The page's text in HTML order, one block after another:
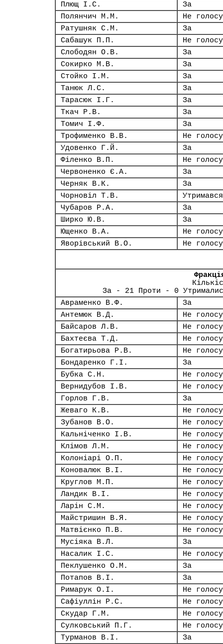
Плющ І.С.
За
Полянчич М.М.
Не
Ратушняк С.М.
За
Сабашук П.П.
Не
Слободян О.В.
За
Сокирко М.В.
За
Стойко І.М.
За
Танюк Л.С.
За
Тарасюк І.Г.
За
Ткач Р.В.
За
Томич І.Ф.
За
Трофименко В.В.
Не
Удовенко Г.Й.
За
Філенко В.П.
Не
Червоненко Є.А.
За
Черняк В.К.
За
Чорновіл Т.В.
Утримався
Чубаров Р.А.
За
Ширко Ю.В.
За
Ющенко В.А.
Не
Яворівський В.О.
Не
За - 21 Проти - 0
Авраменко В.Ф.
За
Антемюк В.Д.
Не
Байсаров Л.В.
Не
Бахтеєва Т.Д.
Не
Богатирьова Р.В.
Не
Бондаренко Г.І.
За
Бубка С.Н.
Не
Вернидубов І.В.
Не
Горлов Г.В.
За
Жеваго К.В.
Не
Зубанов В.О.
Не
Кальніченко І.В.
Не
Клімов Л.М.
Не
Колоніарі О.П.
Не
Коновалюк В.І.
Не
Круглов М.П.
Не
Ландик В.І.
Не
Ларін С.М.
Не
Майстришин В.Я.
Не
Матвієнко П.В.
Не
Мусіяка В.Л.
За
Насалик І.С.
Не
Пеклушенко О.М.
За
Потапов В.І.
За
Римарук О.І.
Не
Сафіуллін Р.С.
Не
Скудар Г.М.
Не
Сулковський П.Г.
Не
Турманов В.І.
За